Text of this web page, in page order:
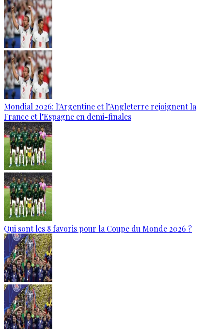
Mondial 2026: l'Argentine et l’Angleterre rejoignent la
France et l’Espagne en demi-finales
Qui sont les 8 favoris pour la Coupe du Monde 2026 ?